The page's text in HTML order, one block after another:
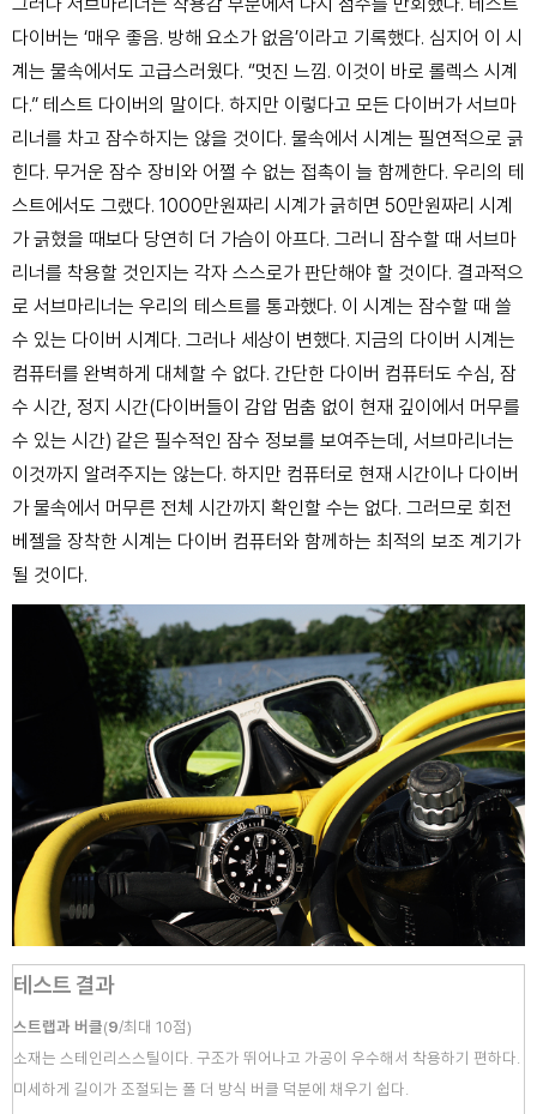
다이버는 ‘매우 좋음. 방해 요소가 없음’이라고 기록했다. 심지어 이 시
계는 물속에서도 고급스러웠다. “멋진 느낌. 이것이 바로 롤렉스 시계
다.” 테스트 다이버의 말이다. 하지만 이렇다고 모든 다이버가 서브마
리너를 차고 잠수하지는 않을 것이다. 물속에서 시계는 필연적으로 긁
힌다. 무거운 잠수 장비와 어쩔 수 없는 접촉이 늘 함께한다. 우리의 테
스트에서도 그랬다. 1000만원짜리 시계가 긁히면 50만원짜리 시계
가 긁혔을 때보다 당연히 더 가슴이 아프다. 그러니 잠수할 때 서브마
리너를 착용할 것인지는 각자 스스로가 판단해야 할 것이다. 결과적으
로 서브마리너는 우리의 테스트를 통과했다. 이 시계는 잠수할 때 쓸
수 있는 다이버 시계다. 그러나 세상이 변했다. 지금의 다이버 시계는
컴퓨터를 완벽하게 대체할 수 없다. 간단한 다이버 컴퓨터도 수심, 잠
수 시간, 정지 시간(다이버들이 감압 멈춤 없이 현재 깊이에서 머무를
수 있는 시간) 같은 필수적인 잠수 정보를 보여주는데, 서브마리너는
이것까지 알려주지는 않는다. 하지만 컴퓨터로 현재 시간이나 다이버
가 물속에서 머무른 전체 시간까지 확인할 수는 없다. 그러므로 회전
베젤을 장착한 시계는 다이버 컴퓨터와 함께하는 최적의 보조 계기가
될 것이다.
테스트 결과
스트랩과 버클(9/최대 10점)
소재는 스테인리스스틸이다. 구조가 뛰어나고 가공이 우수해서 착용하기 편하다.
미세하게 길이가 조절되는 폴 더 방식 버클 덕분에 채우기 쉽다.